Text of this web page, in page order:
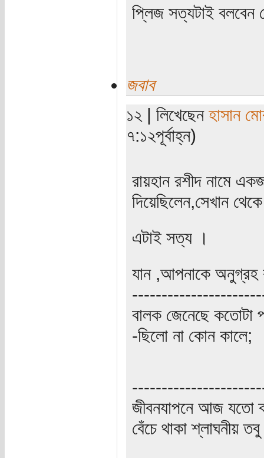
প্লিজ সত্যটাই বলবেন
জবাব
১২ | লিখেছেন হাসান
৭:১২পূর্বাহ্ন)
রায়হান রশীদ নামে
দিয়েছিলেন,সেখান
এটাই সত্য ।
যান ,আপনাকে
বালক জেনেছে কতোটা
-ছিলো না কোন কালে;
জীবনযাপনে আজ যতো
বেঁচে থাকা শ্লাঘনীয়